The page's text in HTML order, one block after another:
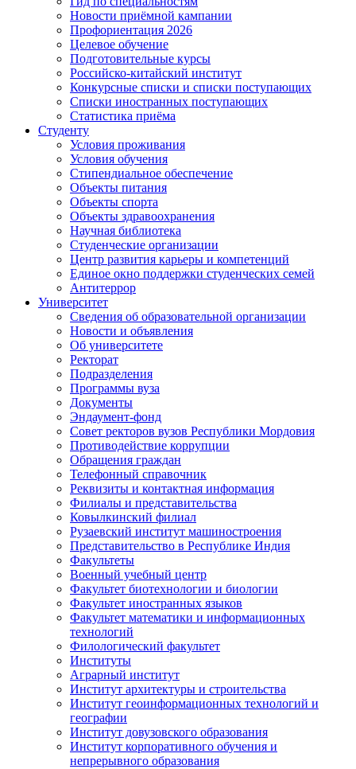
Новости приёмной кампании
Профориентация 2026
Целевое обучение
Подготовительные курсы
Российско-китайский институт
Конкурсные списки и списки поступающих
Списки иностранных поступающих
Статистика приёма
Студенту
Условия проживания
Условия обучения
Стипендиальное обеспечение
Объекты питания
Объекты спорта
Объекты здравоохранения
Научная библиотека
Студенческие организации
Центр развития карьеры и компетенций
Единое окно поддержки студенческих семей
Антитеррор
Университет
Сведения об образовательной организации
Новости и объявления
Об университете
Ректорат
Подразделения
Программы вуза
Документы
Эндаумент-фонд
Совет ректоров вузов Республики Мордовия
Противодействие коррупции
Обращения граждан
Телефонный справочник
Реквизиты и контактная информация
Филиалы и представительства
Ковылкинский филиал
Рузаевский институт машиностроения
Представительство в Республике Индия
Факультеты
Военный учебный центр
Факультет биотехнологии и биологии
Факультет иностранных языков
Факультет математики и информационных
технологий
Филологический факультет
Институты
Аграрный институт
Институт архитектуры и строительства
Институт геоинформационных технологий и
географии
Институт довузовского образования
Институт корпоративного обучения и
непрерывного образования